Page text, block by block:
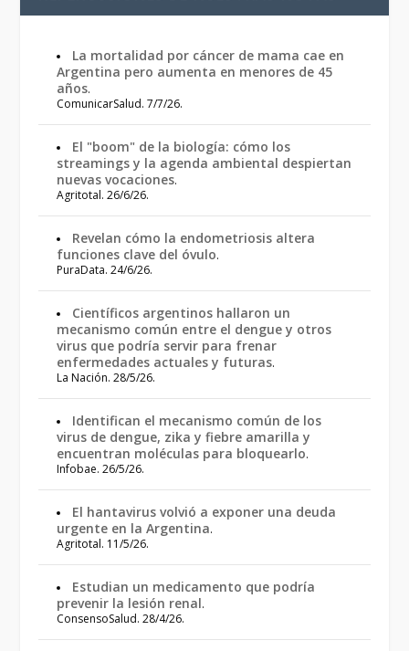
La mortalidad por cáncer de mama cae en
Argentina pero aumenta en menores de 45
años.
ComunicarSalud. 7/7/26.
El "boom" de la biología: cómo los
streamings y la agenda ambiental despiertan
nuevas vocaciones.
Agritotal. 26/6/26.
Revelan cómo la endometriosis altera
funciones clave del óvulo.
PuraData. 24/6/26.
Científicos argentinos hallaron un
mecanismo común entre el dengue y otros
virus que podría servir para frenar
enfermedades actuales y futuras.
La Nación. 28/5/26.
Identifican el mecanismo común de los
virus de dengue, zika y fiebre amarilla y
encuentran moléculas para bloquearlo.
Infobae. 26/5/26.
El hantavirus volvió a exponer una deuda
urgente en la Argentina.
Agritotal. 11/5/26.
Estudian un medicamento que podría
prevenir la lesión renal.
ConsensoSalud. 28/4/26.